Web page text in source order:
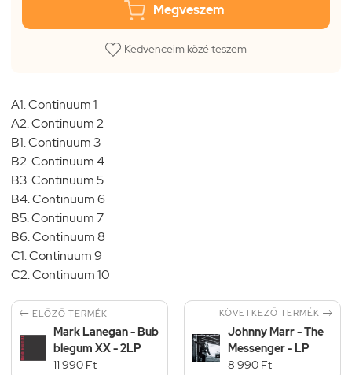
Megveszem
Kedvenceim közé teszem
A1. Continuum 1
A2. Continuum 2
B1. Continuum 3
B2. Continuum 4
B3. Continuum 5
B4. Continuum 6
B5. Continuum 7
B6. Continuum 8
C1. Continuum 9
C2. Continuum 10
 ELŐZŐ TERMÉK
Mark Lanegan - Bub
blegum XX - 2LP
11 990 Ft
KÖVETKEZŐ TERMÉK 
Johnny Marr - The
Messenger - LP
8 990 Ft